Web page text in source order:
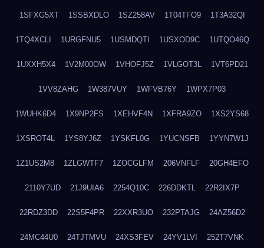
1SFXG5XT 1SSBXDLO 1SZ258AV 1T04TFO9 1T3A32QI
1TQ4XCLI 1URGFNU5 1USMDQTI 1USXOD9C 1UTQO46Q
1UXXH5X4 1V2M00OW 1VHOFJ5Z 1VLGOT3L 1VT6PD21
1VV8ZAHG 1W387VUY 1WFVB76Y 1WPX7P03
1WUHK6D4 1X9NP2FS 1XEHVF4N 1XFRA9ZO 1XS2YS68
1XSROT4L 1YS8YJ6Z 1YSKFL0G 1YUCNSFB 1YYN7W1J
1Z1US2M8 1ZLGWTF7 1ZOCGLFM 206VNFLF 20GH4EFO
2110Y7UD 21J9UIA6 2254Q10C 226DDKTL 22R2IX7P
22RDZ3DD 22S5F4PR 22XXR3UO 232PTAJG 24AZ56D2
24MC44U0 24TJTMVU 24XS3FEV 24YV1LVI 252T7VNK